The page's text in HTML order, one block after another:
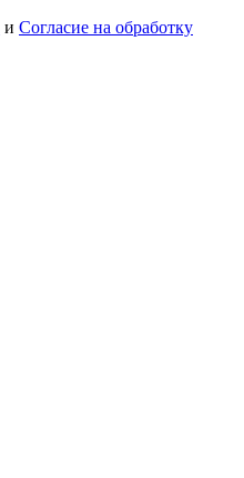
и Согласие на обработку